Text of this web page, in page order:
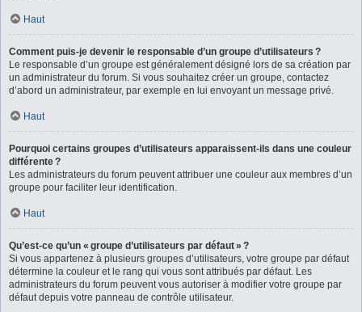
Haut
Comment puis-je devenir le responsable d’un groupe d’utilisateurs ?
Le responsable d’un groupe est généralement désigné lors de sa création par
un administrateur du forum. Si vous souhaitez créer un groupe, contactez
d’abord un administrateur, par exemple en lui envoyant un message privé.
Haut
Pourquoi certains groupes d’utilisateurs apparaissent-ils dans une couleur
différente ?
Les administrateurs du forum peuvent attribuer une couleur aux membres d’un
groupe pour faciliter leur identification.
Haut
Qu’est-ce qu’un « groupe d’utilisateurs par défaut » ?
Si vous appartenez à plusieurs groupes d’utilisateurs, votre groupe par défaut
détermine la couleur et le rang qui vous sont attribués par défaut. Les
administrateurs du forum peuvent vous autoriser à modifier votre groupe par
défaut depuis votre panneau de contrôle utilisateur.